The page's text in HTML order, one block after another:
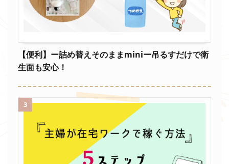
【便利】ー詰め替えそのままminiー吊るすだけで衛
生面も安心！
3